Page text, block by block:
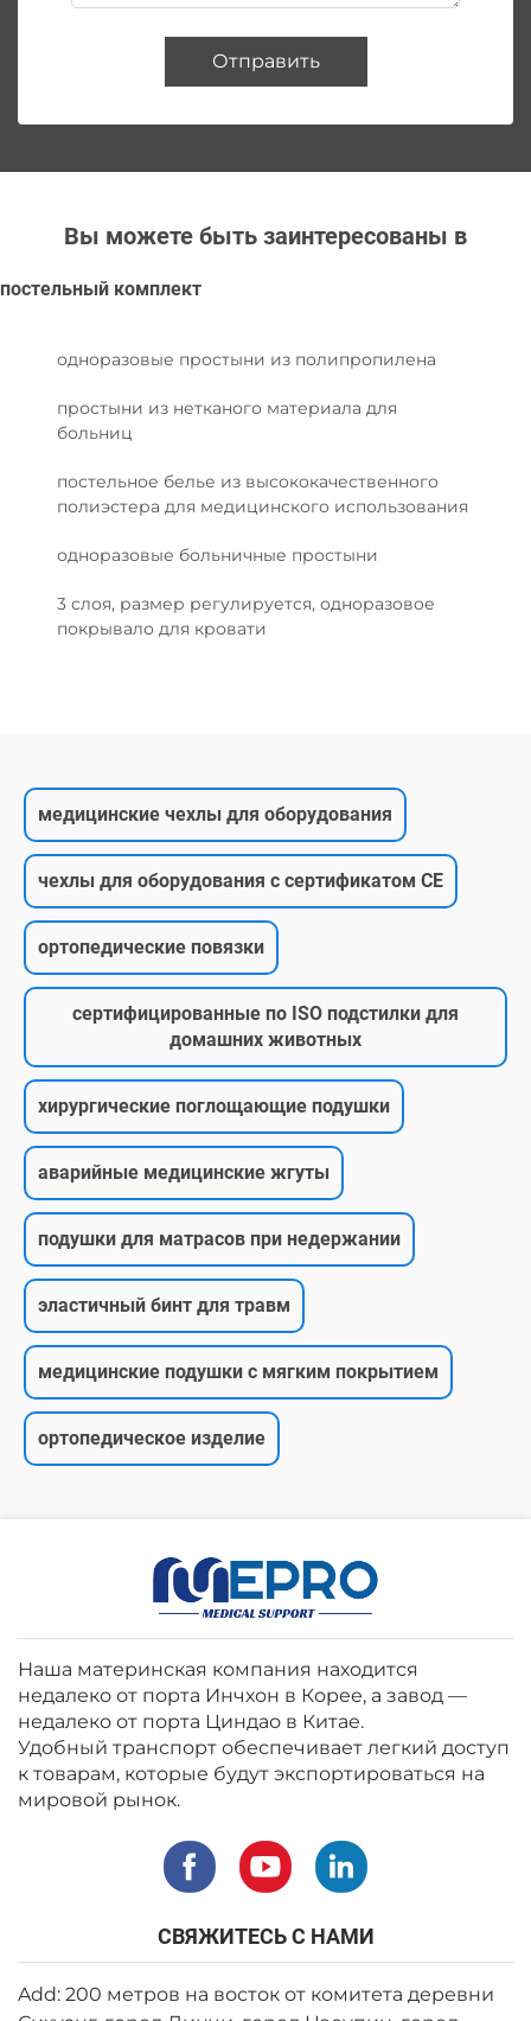
Отправить
Вы можете быть заинтересованы в
постельный комплект
одноразовые простыни из полипропилена
простыни из нетканого материала для
больниц
постельное белье из высококачественного
полиэстера для медицинского использования
одноразовые больничные простыни
3 слоя, размер регулируется, одноразовое
покрывало для кровати
медицинские чехлы для оборудования
чехлы для оборудования с сертификатом CE
ортопедические повязки
сертифицированные по ISO подстилки для
домашних животных
хирургические поглощающие подушки
аварийные медицинские жгуты
подушки для матрасов при недержании
эластичный бинт для травм
медицинские подушки с мягким покрытием
ортопедическое изделие
Наша материнская компания находится
недалеко от порта Инчхон в Корее, а завод —
недалеко от порта Циндао в Китае.
Удобный транспорт обеспечивает легкий доступ
к товарам, которые будут экспортироваться на
мировой рынок.
СВЯЖИТЕСЬ С НАМИ
Add: 200 метров на восток от комитета деревни